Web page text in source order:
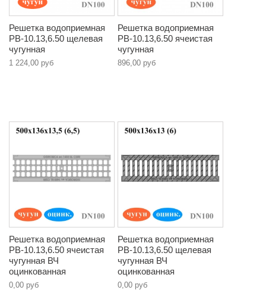
Решетка водоприемная
РВ-10.13,6.50 щелевая
чугунная
1 224,00 руб
Решетка водоприемная
РВ-10.13,6.50 ячеистая
чугунная
896,00 руб
Решетка водоприемная
РВ-10.13,6.50 ячеистая
чугунная ВЧ
оцинкованная
0,00 руб
Решетка водоприемная
РВ-10.13,6.50 щелевая
чугунная ВЧ
оцинкованная
0,00 руб